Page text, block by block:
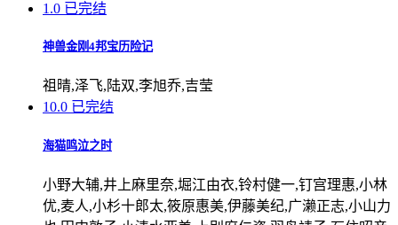
1.0 已完结
神兽金刚4邦宝历险记
祖晴,泽飞,陆双,李旭乔,吉莹
10.0 已完结
海猫鸣泣之时
小野大辅,井上麻里奈,堀江由衣,铃村健一,钉宫理惠,小林
优,麦人,小杉十郎太,筱原惠美,伊藤美纪,广濑正志,小山力